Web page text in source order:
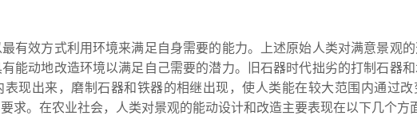
有效方式利用环境来满足自身需要的能力。上述原始人类对满意景观
能动地改造环境以满足自己需要的潜力。旧石器时代拙劣的打制石器
现出来，磨制石器和铁器的相继出现，使人类能在较大范围内通过
要求。在农业社会，人类对景观的能动设计和改造主要表现在以下几